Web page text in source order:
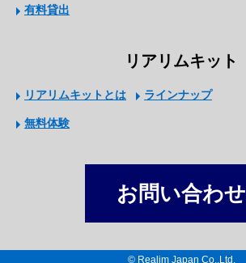
有料貸出
リアリムキット
リアリムキットとは ラインナップ
無料体験
お問い合わせ
© Realim Japan Co.,Ltd.